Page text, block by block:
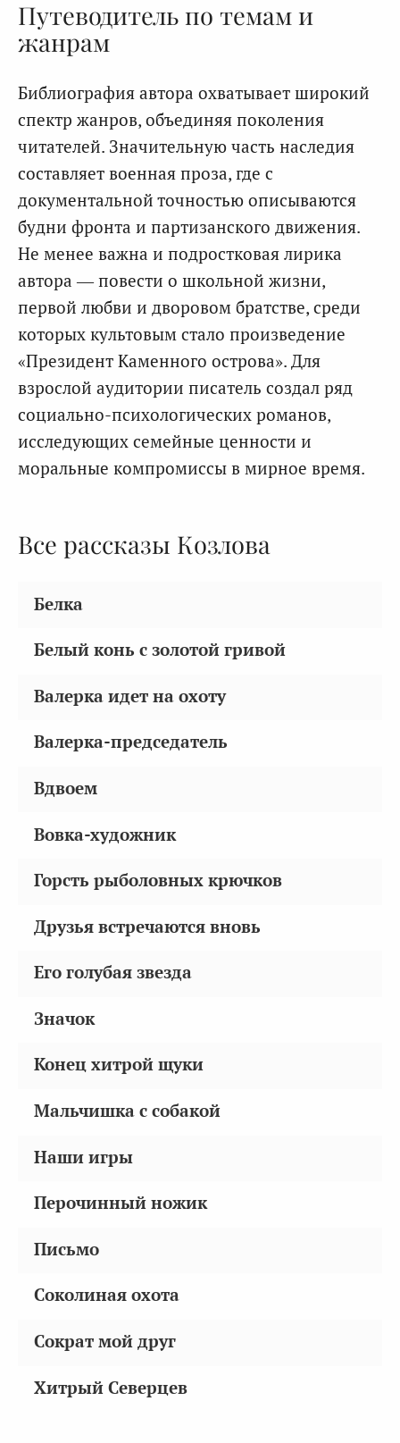
Путеводитель по темам и
жанрам
Библиография автора охватывает широкий
спектр жанров, объединяя поколения
читателей. Значительную часть наследия
составляет военная проза, где с
документальной точностью описываются
будни фронта и партизанского движения.
Не менее важна и подростковая лирика
автора — повести о школьной жизни,
первой любви и дворовом братстве, среди
которых культовым стало произведение
«Президент Каменного острова». Для
взрослой аудитории писатель создал ряд
социально-психологических романов,
исследующих семейные ценности и
моральные компромиссы в мирное время.
Все рассказы Козлова
Белка
Белый конь с золотой гривой
Валерка идет на охоту
Валерка-председатель
Вдвоем
Вовка-художник
Горсть рыболовных крючков
Друзья встречаются вновь
Его голубая звезда
Значок
Конец хитрой щуки
Мальчишка с собакой
Наши игры
Перочинный ножик
Письмо
Соколиная охота
Сократ мой друг
Хитрый Северцев